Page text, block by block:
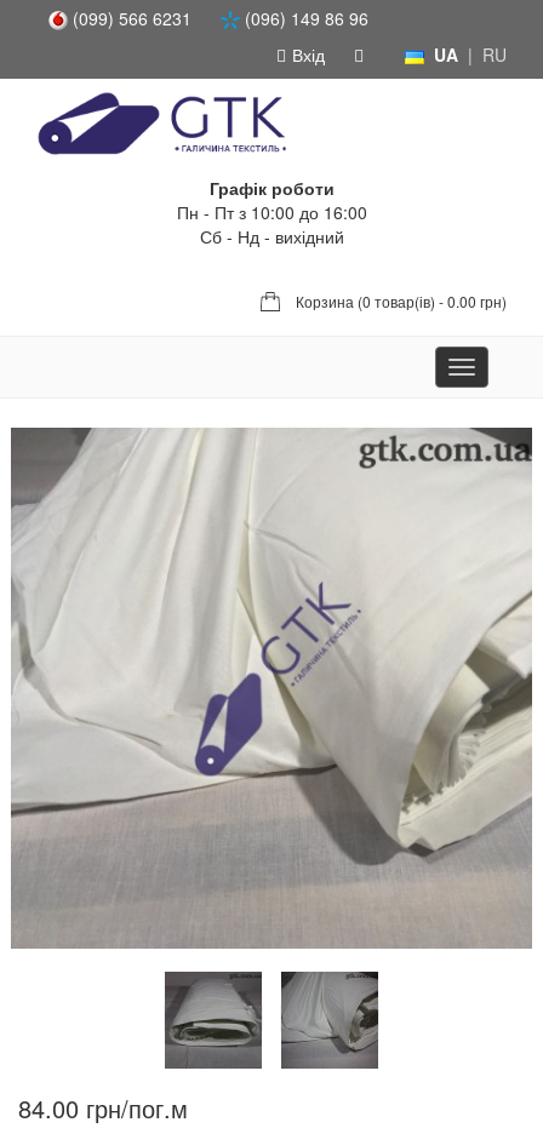
(099) 566 6231
(096) 149 86 96
UA | RU
Вхід
Графік роботи
Пн - Пт з 10:00 до 16:00
Сб - Нд - вихідний
Корзина (0 товар(ів) - 0.00 грн)
Toggle
navigation
84.00 грн/пог.м